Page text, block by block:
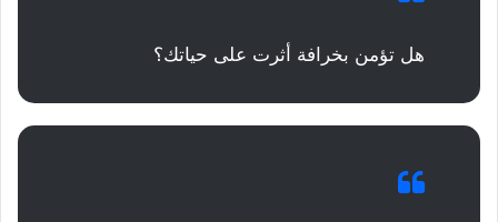
هل تؤمن بخرافة أثرت على حياتك؟